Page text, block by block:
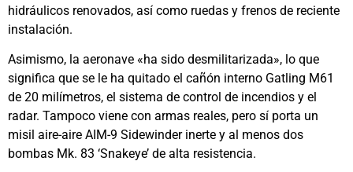
hidráulicos renovados, así como ruedas y frenos de reciente
instalación.
Asimismo, la aeronave «ha sido desmilitarizada», lo que
significa que se le ha quitado el cañón interno Gatling M61
de 20 milímetros, el sistema de control de incendios y el
radar. Tampoco viene con armas reales, pero sí porta un
misil aire-aire AIM-9 Sidewinder inerte y al menos dos
bombas Mk. 83 ‘Snakeye’ de alta resistencia.